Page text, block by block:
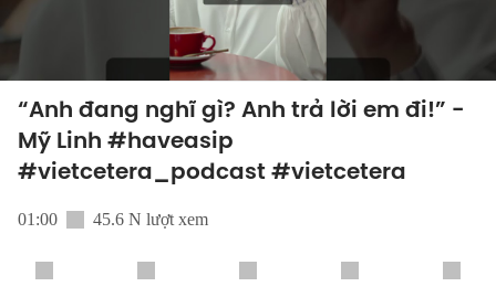
“Anh đang nghĩ gì? Anh trả lời em đi!” -
Mỹ Linh #haveasip
#vietcetera_podcast #vietcetera
01:00 45.6 N lượt xem